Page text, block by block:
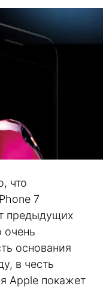
что
7
предыдущих
основания
в честь
Apple покажет